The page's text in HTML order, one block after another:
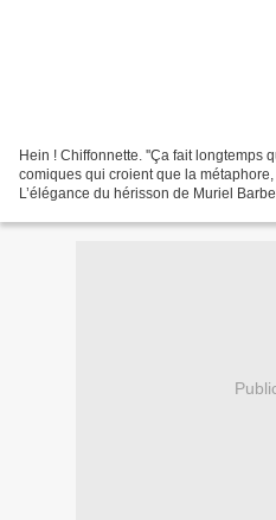
Hein ! Chiffonnette. ''Ça fait longtemps
comiques qui croient que la métaphore,
L’élégance du hérisson de Muriel